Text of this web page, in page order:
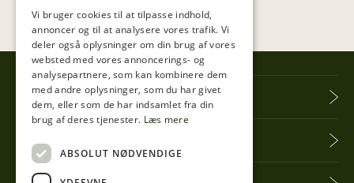
Tibberup Høkeren
Information
Vi bruger cookies til at tilpasse indhold,
annoncer og til at analysere vores trafik. Vi
deler også oplysninger om din brug af vores
websted med vores annoncerings- og
analysepartnere, som kan kombinere dem
med andre oplysninger, som du har givet
dem, eller som de har indsamlet fra din
brug af deres tjenester. Læs mere
ABSOLUT NØDVENDIGE